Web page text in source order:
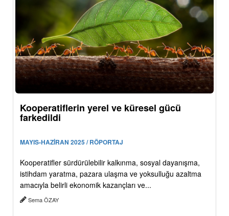
Kooperatiflerin yerel ve küresel gücü
farkedildi
MAYIS-HAZİRAN 2025 / RÖPORTAJ
Kooperatifler sürdürülebilir kalkınma, sosyal dayanışma,
istihdam yaratma, pazara ulaşma ve yoksulluğu azaltma
amacıyla belirli ekonomik kazançları ve...
Sema ÖZAY